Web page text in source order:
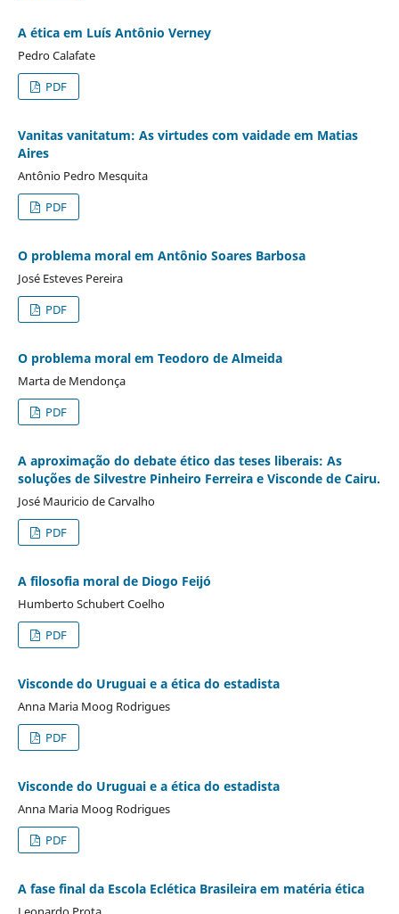
A ética em Luís Antônio Verney
Pedro Calafate
PDF
Vanitas vanitatum: As virtudes com vaidade em Matias
Aires
Antônio Pedro Mesquita
PDF
O problema moral em Antônio Soares Barbosa
José Esteves Pereira
PDF
O problema moral em Teodoro de Almeida
Marta de Mendonça
PDF
A aproximação do debate ético das teses liberais: As
soluções de Silvestre Pinheiro Ferreira e Visconde de Cairu.
José Mauricio de Carvalho
PDF
A filosofia moral de Diogo Feijó
Humberto Schubert Coelho
PDF
Visconde do Uruguai e a ética do estadista
Anna Maria Moog Rodrigues
PDF
Visconde do Uruguai e a ética do estadista
Anna Maria Moog Rodrigues
PDF
A fase final da Escola Eclética Brasileira em matéria ética